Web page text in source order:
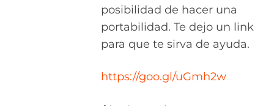
posibilidad de hacer una
portabilidad. Te dejo un link
para que te sirva de ayuda.
https://goo.gl/uGmh2w